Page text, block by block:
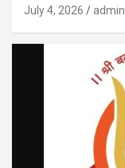
July 4, 2026 admin